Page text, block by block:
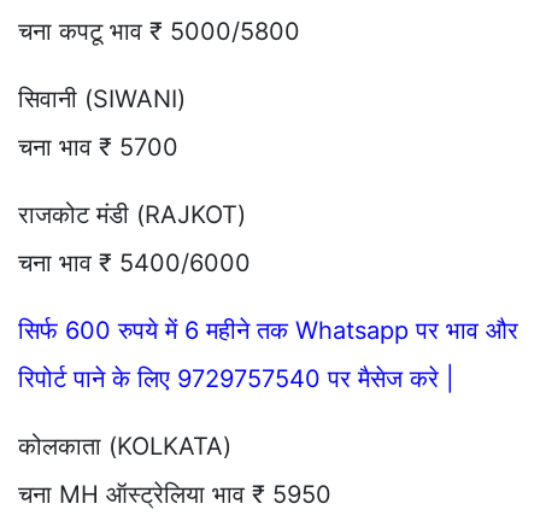
चना कपटू भाव ₹ 5000/5800
सिवानी (SIWANI)
चना भाव ₹ 5700
राजकोट मंडी (RAJKOT)
चना भाव ₹ 5400/6000
सिर्फ 600 रुपये में 6 महीने तक Whatsapp पर भाव और
रिपोर्ट पाने के लिए 9729757540 पर मैसेज करे |
कोलकाता (KOLKATA)
चना MH ऑस्ट्रेलिया भाव ₹ 5950